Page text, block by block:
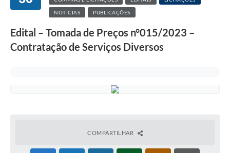
NOTICIAS PUBLICAÇÕES
Edital – Tomada de Preços n°015/2023 –
Contratação de Serviços Diversos
COMPARTILHAR